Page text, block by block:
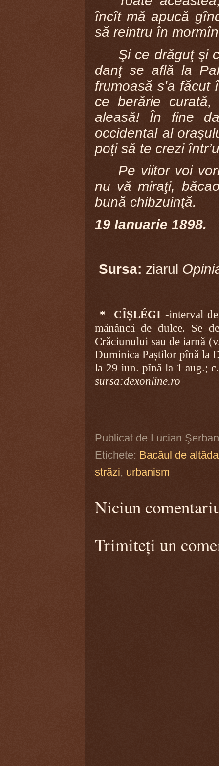
încît mă apucă
să reintru în
Şi ce drăguţ şi
danţ se află la
frumoasă s’a
ce berărie
aleasă! În fine
occidental al
poţi să te crezi
Pe viitor voi
nu vă miraţi,
bună chibzuinţă.
19 Ianuarie 1898.
Sursa: ziarul
* CÎȘLÉGI -interval
mănâncă de dulce. Se
Crăciunului sau de iarnă
Duminica Paștilor pînă la
la 29 iun. pînă la 1 aug.;
sursa:dexonline.ro
Publicat de Lucian Şerban
Etichete: Bacăul de
străzi, urbanism
Niciun
Trimiteți un